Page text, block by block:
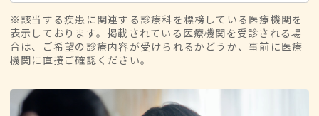
※該当する疾患に関連する診療科を標榜している医療機関を
表示しております。掲載されている医療機関を受診される場
合は、ご希望の診療内容が受けられるかどうか、事前に医療
機関に直接ご確認ください。